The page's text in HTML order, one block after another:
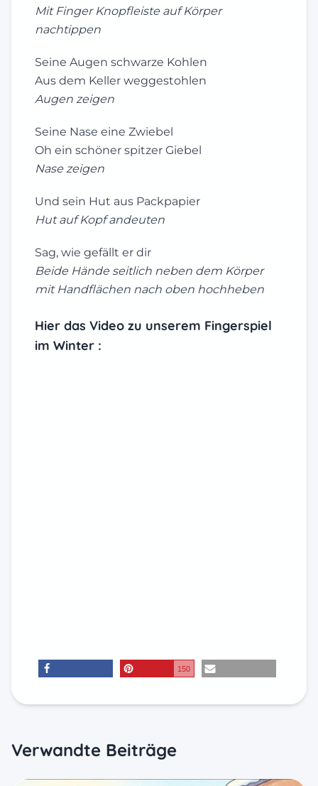
Mit Finger Knopfleiste auf Körper
nachtippen
Seine Augen schwarze Kohlen
Aus dem Keller weggestohlen
Augen zeigen
Seine Nase eine Zwiebel
Oh ein schöner spitzer Giebel
Nase zeigen
Und sein Hut aus Packpapier
Hut auf Kopf andeuten
Sag, wie gefällt er dir
Beide Hände seitlich neben dem Körper
mit Handflächen nach oben hochheben
Hier das Video zu unserem Fingerspiel
im Winter :
150
Verwandte Beiträge